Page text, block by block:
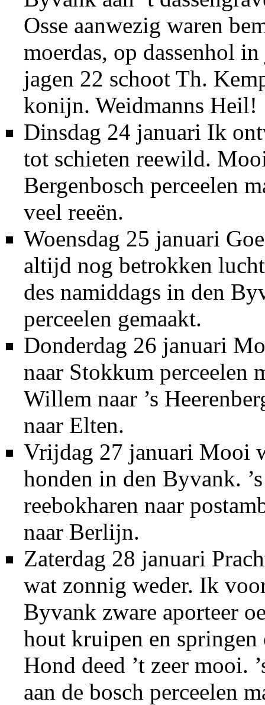
Osse aanwezig waren
moerdas, op dassenhol
jagen 22 schoot Th.
konijn. Weidmanns Heil!
Dinsdag 24 januari Ik
tot schieten reewild.
Bergenbosch perceelen
veel reeën.
Woensdag 25 januari
altijd nog betrokken
des namiddags in den
perceelen gemaakt.
Donderdag 26 januari
naar Stokkum perceelen
Willem naar ’s
naar Elten.
Vrijdag 27 januari Mooi
honden in den Byvank.
reebokharen naar
naar Berlijn.
Zaterdag 28 januari
wat zonnig weder. Ik
Byvank zware aporteer
hout kruipen en
Hond deed ’t zeer mooi.
aan de bosch perceelen